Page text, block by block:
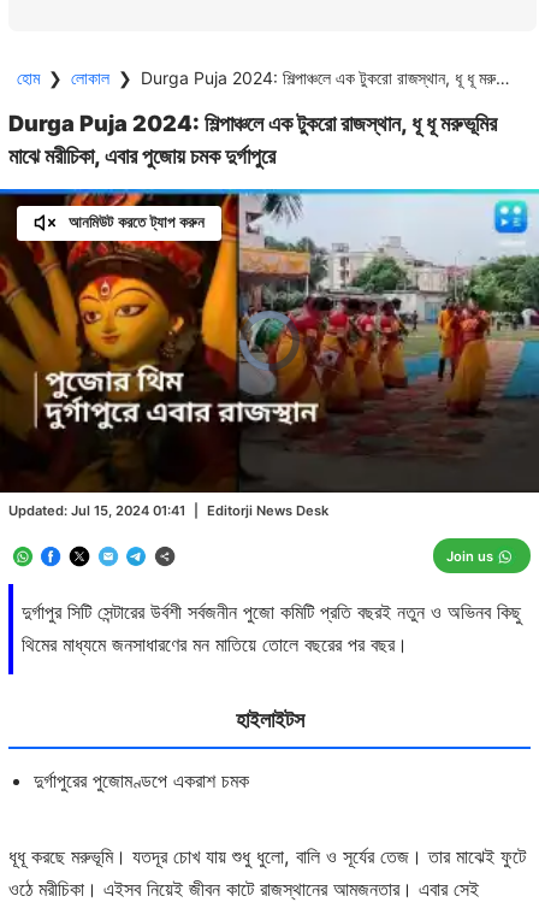
হোম ❯ লোকাল ❯ Durga Puja 2024: শিল্পাঞ্চলে এক টুকরো রাজস্থান, ধূ ধূ মরুভূমির মাঝে মরীচিকা, এবার পুজোয় চমক দুর্গাপুরে
Durga Puja 2024: শিল্পাঞ্চলে এক টুকরো রাজস্থান, ধূ ধূ মরুভূমির
মাঝে মরীচিকা, এবার পুজোয় চমক দুর্গাপুরে
দুর্গাপুর সিটি সেন্টারের উর্বশী সর্বজনীন পুজো কমিটি প্রতি বছরই নতুন ও অভিনব কিছু
থিমের মাধ্যমে জনসাধারণের মন মাতিয়ে তোলে বছরের পর বছর।
Updated: Jul 15, 2024 01:41 Editorji News Desk
Join us
আনমিউট করতে ট্যাপ করুন
Video
Player
is
loading.
/
হাইলাইটস
দুর্গাপুরের পুজোমণ্ডপে একরাশ চমক
ধূধূ করছে মরুভূমি। যতদূর চোখ যায় শুধু ধুলো, বালি ও সূর্যের তেজ। তার মাঝেই ফুটে
ওঠে মরীচিকা। এইসব নিয়েই জীবন কাটে রাজস্থানের আমজনতার। এবার সেই